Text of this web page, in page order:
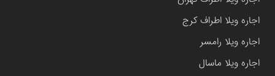
اجاره ویلا اطراف کرج
اجاره ویلا رامسر
اجاره ویلا ماسال